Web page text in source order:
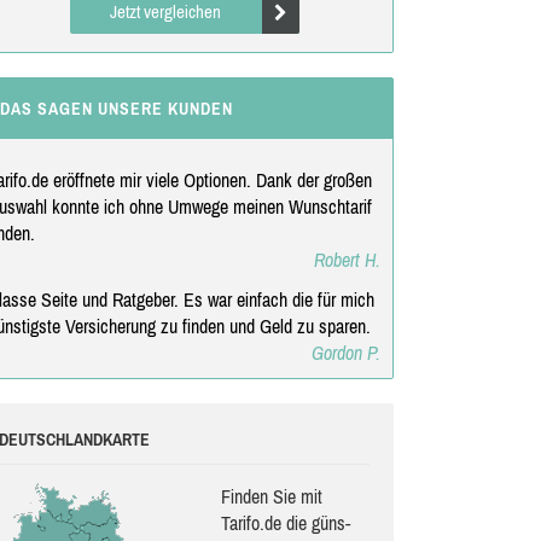
Jetzt vergleichen
DAS SAGEN UNSERE KUNDEN
eröffnete mir viele Optionen. Dank der großen
konnte ich ohne Umwege meinen Wunschtarif
Robert H.
Seite und Ratgeber. Es war einfach die für mich
Versicherung zu finden und Geld zu sparen.
Gordon P.
DEUTSCHLANDKARTE
Finden Sie mit
Tarifo.de die güns­